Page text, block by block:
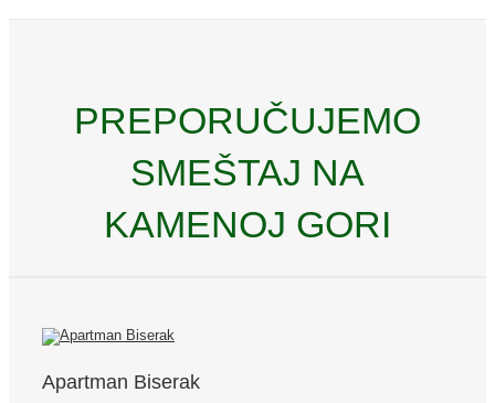
PREPORUČUJEMO
SMEŠTAJ NA
KAMENOJ GORI
Apartman Biserak